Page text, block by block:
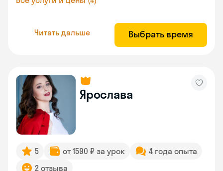
Читать дальше Выбрать время
Ярослава
5 от 1590 ₽ за урок
4 года опыта
2 отзыва